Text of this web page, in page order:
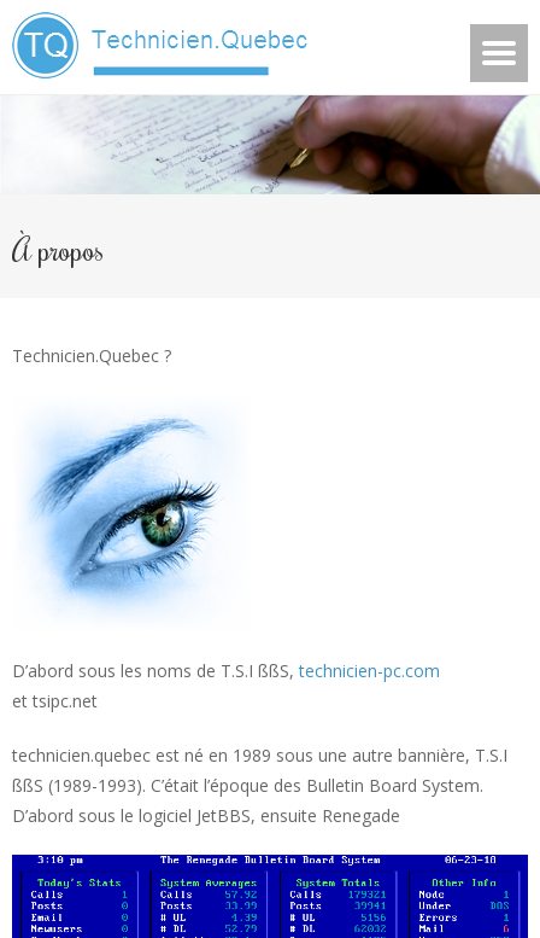
À propos
Technicien.Quebec ?
D’abord sous les noms de T.S.I ßßS,technicien-pc.com
et tsipc.net
technicien.quebec est né en 1989 sous une autre bannière, T.S.I
ßßS (1989-1993). C’était l’époque des Bulletin Board System.
D’abord sous le logiciel JetBBS, ensuite Renegade